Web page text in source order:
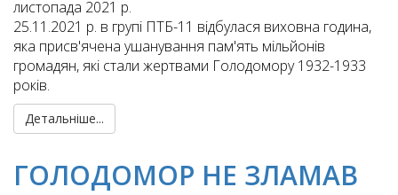
листопада 2021 р.
25.11.2021 р. в групі ПТБ-11 відбулася виховна година,
яка присв'ячена ушанування пам'ять мільйонів
громадян, які стали жертвами Голодомору 1932-1933
років.
Детальніше...
ГОЛОДОМОР НЕ ЗЛАМАВ